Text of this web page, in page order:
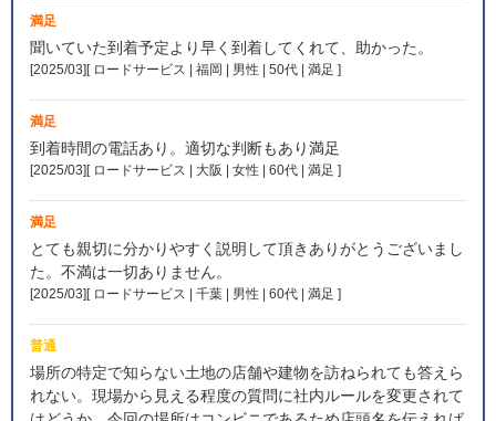
満足
聞いていた到着予定より早く到着してくれて、助かった。
[2025/03][ ロードサービス | 福岡 | 男性 | 50代 | 満足 ]
満足
到着時間の電話あり。適切な判断もあり満足
[2025/03][ ロードサービス | 大阪 | 女性 | 60代 | 満足 ]
満足
とても親切に分かりやすく説明して頂きありがとうございまし
た。不満は一切ありません。
[2025/03][ ロードサービス | 千葉 | 男性 | 60代 | 満足 ]
普通
場所の特定で知らない土地の店舗や建物を訪ねられても答えら
れない。現場から見える程度の質問に社内ルールを変更されて